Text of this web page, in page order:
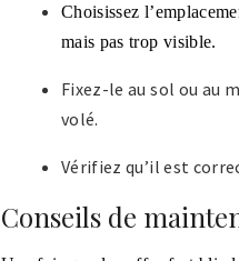
Choisissez
mais pas trop visible.
Fixez-le au sol ou au
volé.
Vérifiez qu’il est
Conseils de